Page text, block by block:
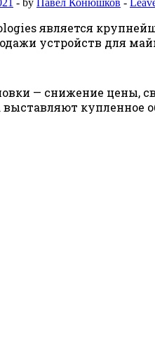
является
устройств для
— снижение цены,
выставляют купленное